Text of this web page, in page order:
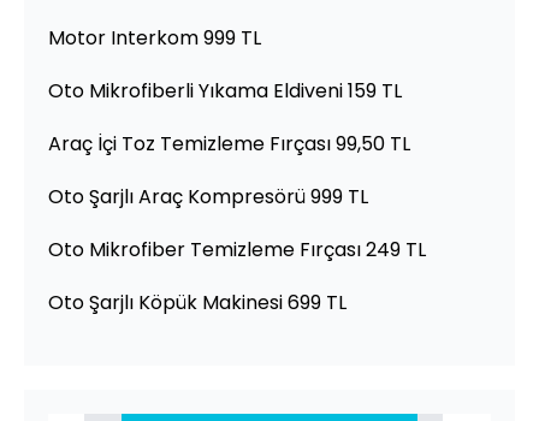
Motor Interkom 999 TL
Oto Mikrofiberli Yıkama Eldiveni 159 TL
Araç İçi Toz Temizleme Fırçası 99,50 TL
Oto Şarjlı Araç Kompresörü 999 TL
Oto Mikrofiber Temizleme Fırçası 249 TL
Oto Şarjlı Köpük Makinesi 699 TL